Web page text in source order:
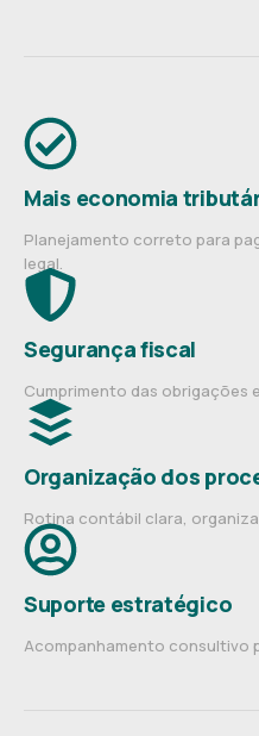
Mais economia
Planejamento correto para
legal.
Segurança fiscal
Cumprimento das obrigações
Organização dos
Rotina contábil clara,
Suporte estratégico
Acompanhamento consultivo